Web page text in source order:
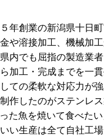
年創業の新潟県十日
や溶接加工、機械加
内でも屈指の製造業
加工・完成までを一
ての柔軟な対応力が
作したのがステンレ
た魚を焼いて食べた
い生産は全て自社工